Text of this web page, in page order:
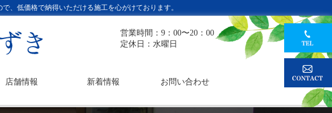
、低価格で納得いただける施工を心がけております。
営業時間：9：00〜20：00
定休日：水曜日
店舗情報 新着情報 お問い合わせ